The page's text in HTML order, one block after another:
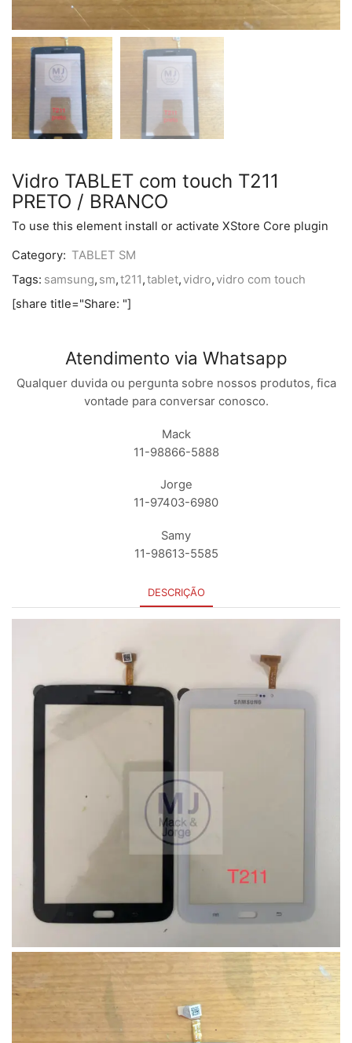
Vidro TABLET com touch T211
PRETO / BRANCO
To use this element install or activate XStore Core plugin
Category: TABLET SM
Tags: samsung, sm,t211,tablet,vidro,vidro com touch
[share title="Share: "]
Atendimento via Whatsapp
Qualquer duvida ou pergunta sobre nossos produtos, fica
vontade para conversar conosco.
Mack
11-98866-5888
Jorge
11-97403-6980
Samy
11-98613-5585
DESCRIÇÃO